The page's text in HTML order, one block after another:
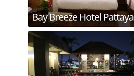
Bay Breeze Hotel Pattaya